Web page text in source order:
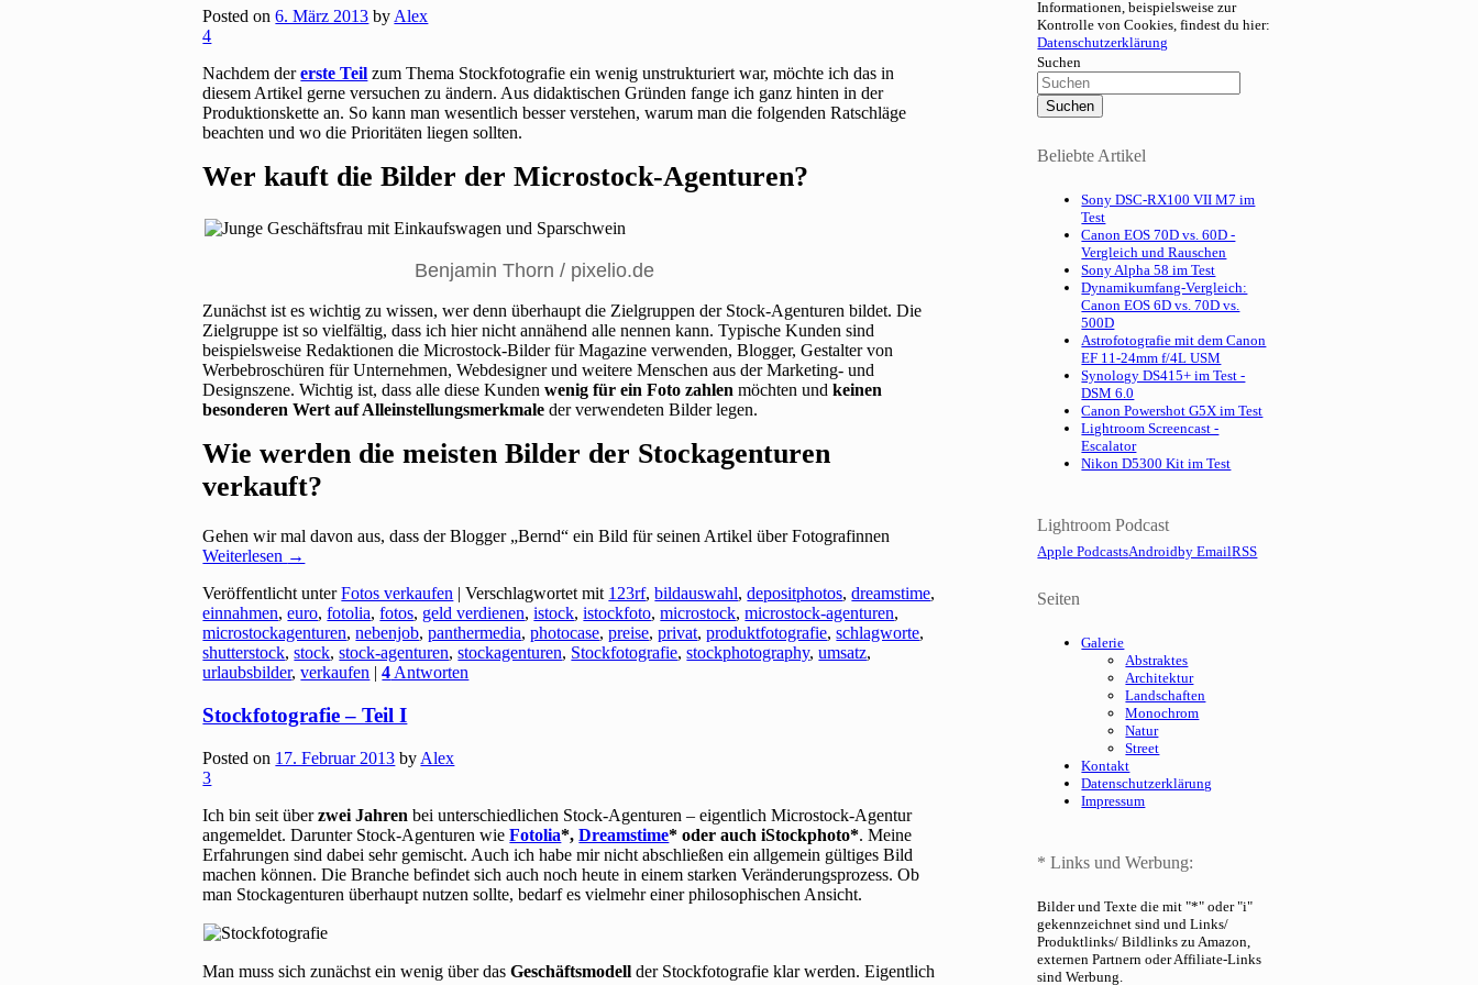
Posted on6. März 2013 by Alex
4
Nachdem dererste Teil zum Thema Stockfotografie ein wenig unstrukturiert war, möchte ich das in
diesem Artikel gerne versuchen zu ändern. Aus didaktischen Gründen fange ich ganz hinten in der
Produktionskette an. So kann man wesentlich besser verstehen, warum man die folgenden Ratschläge
beachten und wo die Prioritäten liegen sollten.
Wer kauft die Bilder der Microstock-Agenturen?
Benjamin Thorn / pixelio.de
Zunächst ist es wichtig zu wissen, wer denn überhaupt die Zielgruppen der Stock-Agenturen bildet. Die
Zielgruppe ist so vielfältig, dass ich hier nicht annähend alle nennen kann. Typische Kunden sind
beispielsweise Redaktionen die Microstock-Bilder für Magazine verwenden, Blogger, Gestalter von
Werbebroschüren für Unternehmen, Webdesigner und weitere Menschen aus der Marketing- und
Designszene. Wichtig ist, dass alle diese Kundenwenig für ein Foto zahlen möchten undkeinen
besonderen Wert auf Alleinstellungsmerkmale der verwendeten Bilder legen.
Wie werden die meisten Bilder der Stockagenturen
verkauft?
Gehen wir mal davon aus, dass der Blogger „Bernd“ ein Bild für seinen Artikel über Fotografinnen
Weiterlesen →
Veröffentlicht unter Fotos verkaufen |Verschlagwortet mit 123rf,bildauswahl,depositphotos,dreamstime,
einnahmen,euro,fotolia,fotos, geld verdienen,istock,istockfoto,microstock,microstock-agenturen,
microstockagenturen,nebenjob,panthermedia,photocase,preise,privat,produktfotografie,schlagworte,
shutterstock,stock,stock-agenturen,stockagenturen, Stockfotografie,stockphotography,umsatz,
urlaubsbilder,verkaufen |4 Antworten
Stockfotografie – Teil I
Posted on 17. Februar 2013 by Alex
3
Ich bin seit überzwei Jahren bei unterschiedlichen Stock-Agenturen – eigentlich Microstock-Agentur
angemeldet. Darunter Stock-Agenturen wieFotolia*,Dreamstime* oder auch iStockphoto*. Meine
Erfahrungen sind dabei sehr gemischt. Auch ich habe mir nicht abschließen ein allgemein gültiges Bild
machen können. Die Branche befindet sich auch noch heute in einem starken Veränderungsprozess. Ob
man Stockagenturen überhaupt nutzen sollte, bedarf es vielmehr einer philosophischen Ansicht.
Man muss sich zunächst ein wenig über dasGeschäftsmodell der Stockfotografie klar werden. Eigentlich
Informationen, beispielsweise zur
Kontrolle von Cookies, findest du hier:
Datenschutzerklärung
Suchen
Beliebte Artikel
Sony DSC-RX100 VII M7 im
Test
Canon EOS 70D vs. 60D -
Vergleich und Rauschen
Sony Alpha 58 im Test
Dynamikumfang-Vergleich:
Canon EOS 6D vs. 70D vs.
500D
Astrofotografie mit dem Canon
EF 11-24mm f/4L USM
Synology DS415+ im Test -
DSM 6.0
Canon Powershot G5X im Test
Lightroom Screencast -
Escalator
Nikon D5300 Kit im Test
Lightroom Podcast
Apple PodcastsAndroidby EmailRSS
Seiten
Galerie
Abstraktes
Architektur
Landschaften
Monochrom
Natur
Street
Kontakt
Datenschutzerklärung
Impressum
* Links und Werbung:
Bilder und Texte die mit "*" oder "i"
gekennzeichnet sind und Links/
Produktlinks/ Bildlinks zu Amazon,
externen Partnern oder Affiliate-Links
sind Werbung.